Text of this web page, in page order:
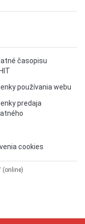
časopisu
používania webu
predaja
cookies
(online)